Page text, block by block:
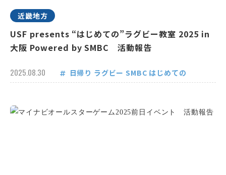
近畿地方
USF presents “はじめての”ラグビー教室 2025 in
大阪 Powered by SMBC 活動報告
2025.08.30 日帰り ラグビー SMBC はじめての